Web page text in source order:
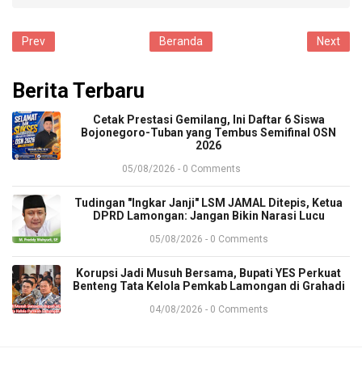
Prev Next
Beranda
Berita Terbaru
Cetak Prestasi Gemilang, Ini Daftar 6 Siswa
Bojonegoro-Tuban yang Tembus Semifinal OSN
2026
05/08/2026 - 0 Comments
​Tudingan "Ingkar Janji" LSM JAMAL Ditepis, Ketua
DPRD Lamongan: Jangan Bikin Narasi Lucu
05/08/2026 - 0 Comments
Korupsi Jadi Musuh Bersama, Bupati YES Perkuat
Benteng Tata Kelola Pemkab Lamongan di Grahadi
04/08/2026 - 0 Comments